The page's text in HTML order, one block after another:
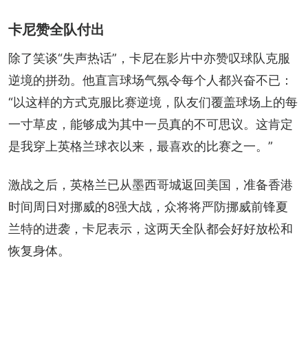
卡尼赞全队付出
除了笑谈“失声热话”，卡尼在影片中亦赞叹球队克服
逆境的拼劲。他直言球场气氛令每个人都兴奋不已：
“以这样的方式克服比赛逆境，队友们覆盖球场上的每
一寸草皮，能够成为其中一员真的不可思议。这肯定
是我穿上英格兰球衣以来，最喜欢的比赛之一。”
激战之后，英格兰已从墨西哥城返回美国，准备香港
时间周日对挪威的8强大战，众将将严防挪威前锋夏
兰特的进袭，卡尼表示，这两天全队都会好好放松和
恢复身体。